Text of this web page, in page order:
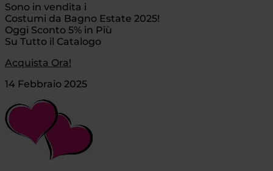
Sono in vendita i
Costumi da Bagno Estate 2025!
Oggi Sconto 5% in Più
Su Tutto il Catalogo
Acquista Ora!
14 Febbraio 2025